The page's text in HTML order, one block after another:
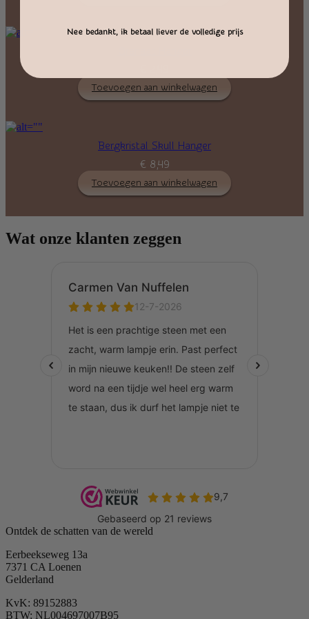
Toevoegen aan winkelwagen
Bergkristal Skull Hanger
€ 8,49
Toevoegen aan winkelwagen
Wat onze klanten zeggen
Ontdek de schatten van de wereld
Eerbeekseweg 13a
7371 CA Loenen
Gelderland
KvK: 89152883
BTW: NL004697007B95
Nee bedankt, ik betaal liever de volledige prijs